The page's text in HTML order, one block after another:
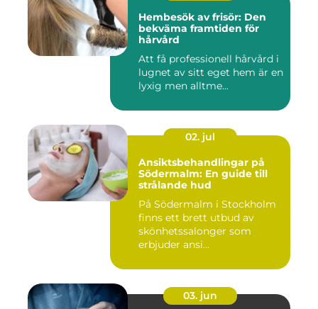
Hembesök av frisör: Den
bekväma framtiden för
hårvård
Att få professionell hårvård i
lugnet av sitt eget hem är en
lyxig men alltme...
02. jul
Ansiktsbehandlingar på
Södermalm: En guide till
strålande hud
På Södermalm i Stockholm
finns ett brett utbud av
skönhetssalonger som
erbjuder ansi...
03. jun